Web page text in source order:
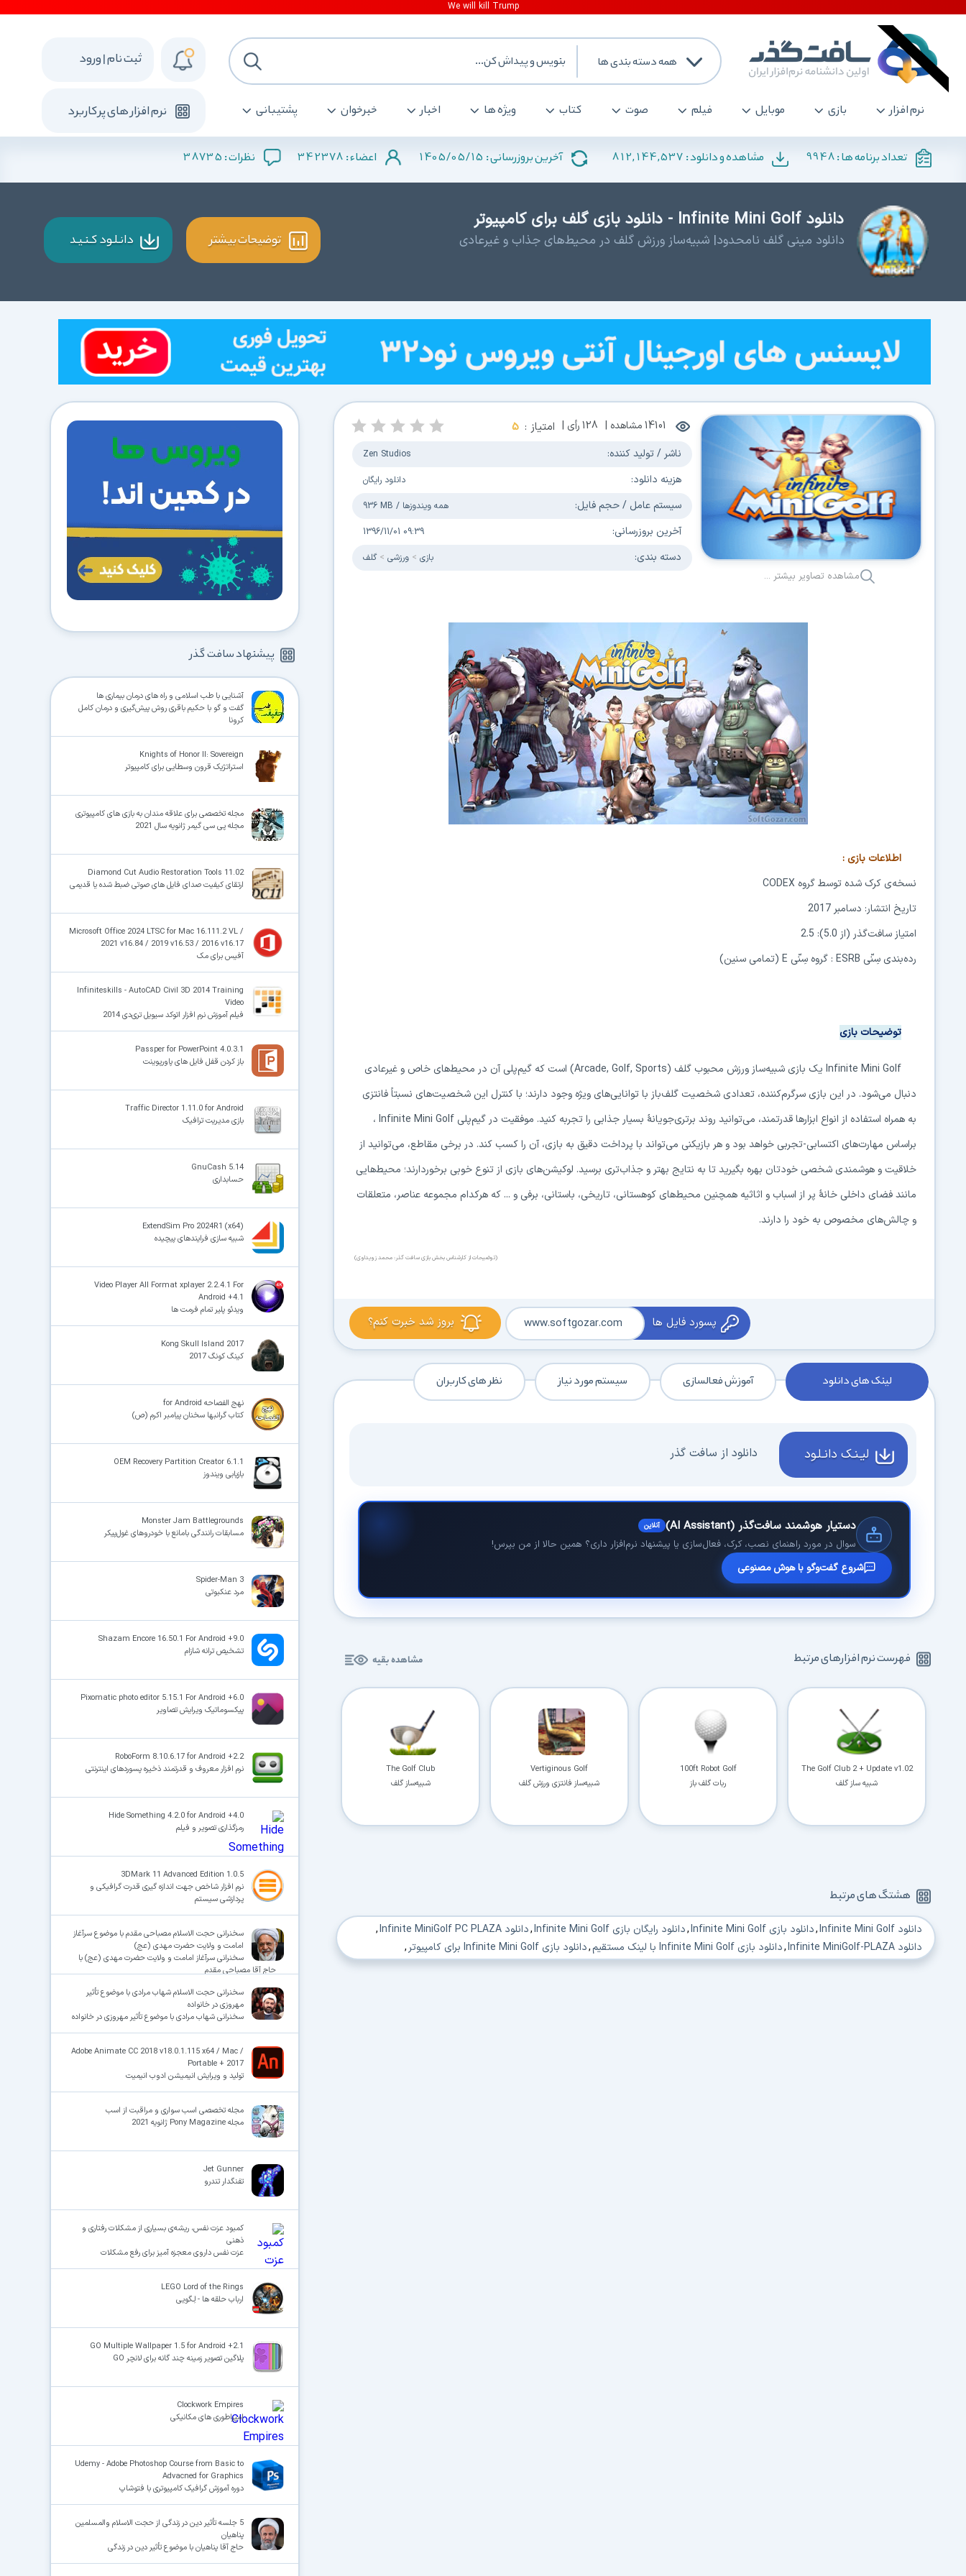
همه دسته بندی ها
نرم افزار بازی موبایل فیلم صوت کتاب ویژه ها اخبار خبرخوان پشتیبانی نرم افزار های پرکاربرد
ثبت نام | ورود
تعداد برنامه ها :9948 مشاهده و دانلود : 812,144,537 آخرین بروزرسانی : 1405/05/15 اعضاء : 342378 نظرات : 38735
دانلود Infinite Mini Golf - دانلود بازی گلف برای کامپیوتر
دانلود مینی گلف نامحدود| شبیه‌ساز ورزش گلف در محیط‌های جذاب و غیرعادی توضیحات بیشتر دانـلـود کـنـیـد
مشاهده تصاویر بیشتر ...
14101مشاهده | 128رأی | امتیاز : 5
ناشر / تولید کننده: Zen Studios
هزینه دانلود: دانلود رایگان
سیستم عامل / حجم فایل: 936 MB / همه ویندوزها
آخرین بروزرسانی: 1396/11/01 09:39
دسته بندی: بازی ورزشی گلف
اطلاعات بازی :
نسخه‌ی کرک شده توسط گروه CODEX
تاریخ انتشار: دسامبر 2017
امتیاز سافت‌گذر (از 5.0): 2.5
رده‌بندی سِنّی ESRB : گروه سِنّی E (تمامی سنین)
توضیحات بازی
Infinite Mini Golf یک بازی شبیه‌ساز ورزش محبوب گلف (Arcade, Golf, Sports) است که گیم‌پلی آن در محیط‌های خاص و غیرعادی
دنبال می‌شود. در این بازی سرگرم‌کننده، تعدادی شخصیت گلف‌باز با توانایی‌های ویژه وجود دارند؛ با کنترل این شخصیت‌های نسبتاً فانتزی
به همراه استفاده از انواع ابزارها قدرتمند، می‌توانید روند برتری‌جویانه بسیار جذابی را تجربه کنید. موفقیت در گیم‌پلی Infinite Mini Golf ،
براساس مهارت‌های اکتسابی-تجربی خواهد بود و هر بازیکنی می‌تواند با پرداخت دقیق به بازی، آن را کسب کند. در برخی مقاطع، می‌توانید از
خلاقیت و هوشمندی شخصی خودتان بهره بگیرید تا به نتایج بهتر و جذاب‌تری برسید. لوکیشن‌های بازی از تنوع خوبی برخوردارند؛ محیط‌هایی
مانند فضای داخلی خانه پر از اسباب و اثاثیه همچنین محیط‌های کوهستانی، تاریخی، باستانی، برفی و ... که هرکدام مجموعه عناصر، متعلقات
و چالش‌های مخصوص به خود را دارند.
(توضیحات از کارشناس بخش بازی سافت گذر: محمد زویداوی)
بروز شد خبرت کنم؟ پسورد فایل ها www.softgozar.com
لینک های دانلود آموزش فعالسازی سیستم مورد نیاز نظر های کاربران
لیـنـک دانـلـود دانلود از سافت گذر
دستیار هوشمند سافت‌گذر (AI Assistant) آنلاین
سوال در مورد راهنمای نصب، کرک، فعال‌سازی یا پیشنهاد نرم‌افزار داری؟ همین حالا از من بپرس!
شروع گفت‌وگو با هوش مصنوعی
فهرست نرم افزارهای مرتبط مشاهده بقیه
The Golf Club 2 + Update v1.02
شبیه ساز گلف
100ft Robot Golf
ربات گلف باز
Vertiginous Golf
شبیه‌ساز فانتزی ورزش گلف
The Golf Club
شبیه‌ساز گلف
هشتگ های مرتبط
دانلود Infinite Mini Golf ,دانلود بازی Infinite Mini Golf ,دانلود رایگان بازی Infinite Mini Golf ,دانلود Infinite MiniGolf PC PLAZA
,
دانلود Infinite MiniGolf-PLAZA
,دانلود بازی Infinite Mini Golf با لینک مستقیم ,دانلود بازی Infinite Mini Golf برای کامپیوتر
,
دانلود بازی Infinite Mini Golf برای PC
,دانلود Infinite Mini Golf PC ,دانلود بازی شبیه ساز گلف,دانلود شبیه ساز گلف,
پیشنهاد سافت گذر
آشنایی با طب اسلامی و راه های درمان بیماری ها
گفت و گو با حکیم باقری روش پیش‌گیری و درمان کامل
کرونا
Knights of Honor II: Sovereign
استراتژیک قرون وسطایی برای کامپیوتر
مجله تخصصی برای علاقه مندان به بازی های کامپیوتری
مجله پی سی گیمر ژانویه سال 2021
Diamond Cut Audio Restoration Tools 11.02
ارتقای کیفیت صدای فایل های صوتی ضبط شده یا قدیمی
Microsoft Office 2024 LTSC for Mac 16.111.2 VL /
2021 v16.84 / 2019 v16.53 / 2016 v16.17
آفیس برای مک
Infiniteskills - AutoCAD Civil 3D 2014 Training
Video
فیلم آموزش نرم افزار اتوکد سیویل تری‌دی 2014
Passper for PowerPoint 4.0.3.1
باز کردن قفل فایل های پاورپوینت
Traffic Director 1.11.0 for Android
بازی مدیریت ترافیک
GnuCash 5.14
حسابداری
ExtendSim Pro 2024R1 (x64)
شبیه سازی فرایندهای پیچیده
Video Player All Format xplayer 2.2.4.1 For
Android +4.1
ویدئو پلیر تمام فرمت ها
Kong Skull Island 2017
کینگ کونگ 2017
نهج الفصاحه for Android
کتاب گرانبها سخنان پیامبر اکرم (ص)
OEM Recovery Partition Creator 6.1.1
بازیابی ویندوز
Monster Jam Battlegrounds
مسابقات رانندگی بامانع با خودروهای غول‌پیکر
Spider-Man 3
مرد عنکبوتی
Shazam Encore 16.50.1 For Android +9.0
تشخیص ترانه شازام
Pixomatic photo editor 5.15.1 For Android +6.0
پیکسوماتیک ویرایش تصاویر
RoboForm 8.10.6.17 for Android +2.2
نرم افزار معروف و قدرتمند ذخیره پسوردهای اینترنتی
Hide Something 4.2.0 for Android +4.0
رمزگذاری تصویر و فیلم
3DMark 11 Advanced Edition 1.0.5
نرم افزار شاخص جهت اندازه گیری قدرت گرافیکی و
پردازشی سیستم
سخنرانی حجت الاسلام مصباحی مقدم با موضوع سرآغاز
امامت و ولایت حضرت مهدی (عج)
سخنرانی سرآغاز امامت و ولایت حضرت مهدی (عج) با
حاج آقا مصباحی مقدم
سخنرانی حجت الاسلام شهاب مرادی با موضوع تأثیر
مهروزی در خانواده
سخنرانی شهاب مرادی با موضوع تأثیر مهروزی در خانواده
Adobe Animate CC 2018 v18.0.1.115 x64 / Mac /
Portable + 2017
تولید و ویرایش انیمیشن ادوب انیمیت
مجله تخصصی اسب سواری و مراقبت از اسب
مجله Pony Magazine ژانویه 2021
Jet Gunner
تفنگدار تندرو
کمبود عزت نفس، ریشه‌ی بسیاری از مشکلات رفتاری و
ذهنی
عزت نفس داروی معجزه آمیز برای رفع مشکلات
LEGO Lord of the Rings
ارباب حلقه ها - لِـگویی
GO Multiple Wallpaper 1.5 for Android +2.1
پلاگین تصویر زمینه چند گانه برای لانچر GO
Clockwork Empires
امپراطوری های مکانیکی
Udemy - Adobe Photoshop Course from Basic to
Advacned for Graphics
دوره آموزش گرافیک کامپیوتری با فتوشاپ
5 جلسه تأثیر دین در زندگی از حجت الاسلام والمسلمین
پناهیان
حاج آقا پناهیان با موضوع تأثیر دین در زندگی
در حال آماده‌سازی لینک دانلود...
کاربر عضو ویژه
⭐ فقط یک بار عضو شوید؛ همیشه بدون انتظار دانلود کنید
🚀 با حداکثر سرعت اینترنت خود دانلود کنید
دسترسی نامحدود به دستیار هوشمند AI
راهنمای نصب، رفع خطاهای کرک و پیشنهاد نرم‌افزارهای کاربردی
🤖 دسترسی نامحدود به هوش مصنوعی 📂 دانلود موازی چند فایل 🗄️ دسترسی به آرشیو کامل نسخه‌ها
⚡ همین حالا بدون انتظار دانلود کن